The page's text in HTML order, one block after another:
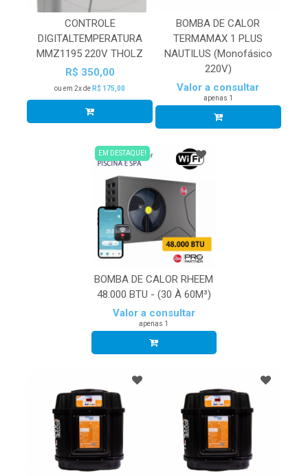
CONTROLE
DIGITALTEMPERATURA
MMZ1195 220V THOLZ
R$ 350,00
ou em 2x de R$ 175,00
BOMBA DE CALOR
TERMAMAX 1 PLUS
NAUTILUS (Monofásico
220V)
Valor a consultar
apenas 1
EM DESTAQUE!
BOMBA DE CALOR RHEEM
48.000 BTU - (30 À 60M³)
Valor a consultar
apenas 1